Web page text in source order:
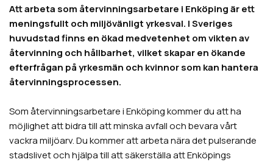
Att arbeta som återvinningsarbetare i Enköpingär ett
meningsfullt och miljövänligt yrkesval. I Sveriges
huvudstad finns en ökad medvetenhet om vikten av
återvinning och hållbarhet, vilket skapar en ökande
efterfrågan på yrkesmän och kvinnor som kan hantera
återvinningsprocessen.
Som återvinningsarbetare iEnköpingkommer du att ha
möjlighet att bidra till att minska avfall och bevara vårt
vackra miljöarv. Du kommer att arbeta nära det pulserande
stadslivet och hjälpa till att säkerställa attEnköpings